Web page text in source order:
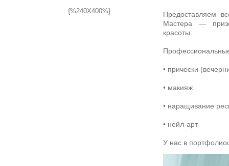
{%240X400%}
Предоставляем
Мастера —
красоты.
• прически
• макияж
• наращивание
• нейл-арт
У нас в